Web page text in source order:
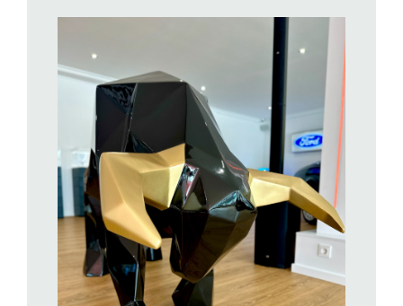
BILD ANZEIGEN